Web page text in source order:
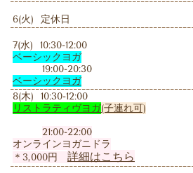
6(火) 定休日
7(水) 10:30-12:00
ベーシックヨガ
19:00-20:30
ベーシックヨガ
8(木) 10:30-12:00
リストラティヴヨガ(子連れ可)
21:00-22:00
オンラインヨガニドラ
＊3,000円 詳細はこちら